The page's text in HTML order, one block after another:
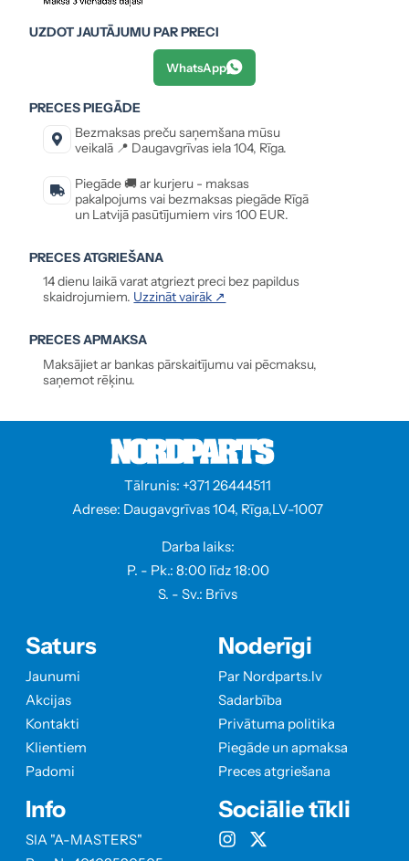
UZDOT JAUTĀJUMU PAR PRECI
WhatsApp
PRECES PIEGĀDE
Bezmaksas preču saņemšana mūsu
veikalā 📍 Daugavgrīvas iela 104, Rīga.
Piegāde 🚚 ar kurjeru - maksas
pakalpojums vai bezmaksas piegāde Rīgā
un Latvijā pasūtījumiem virs 100 EUR.
PRECES ATGRIEŠANA
14 dienu laikā varat atgriezt preci bez papildus
skaidrojumiem. Uzzināt vairāk ↗
PRECES APMAKSA
Maksājiet ar bankas pārskaitījumu vai pēcmaksu,
saņemot rēķinu.
Tālrunis: +371 26444511
Adrese: Daugavgrīvas 104, Rīga,LV-1007
Darba laiks:
P. - Pk.: 8:00 līdz 18:00
S. - Sv.: Brīvs
Saturs
Jaunumi
Akcijas
Kontakti
Klientiem
Padomi
Info
SIA "A-MASTERS"
Noderīgi
Par Nordparts.lv
Sadarbība
Privātuma politika
Piegāde un apmaksa
Preces atgriešana
Sociālie tīkli